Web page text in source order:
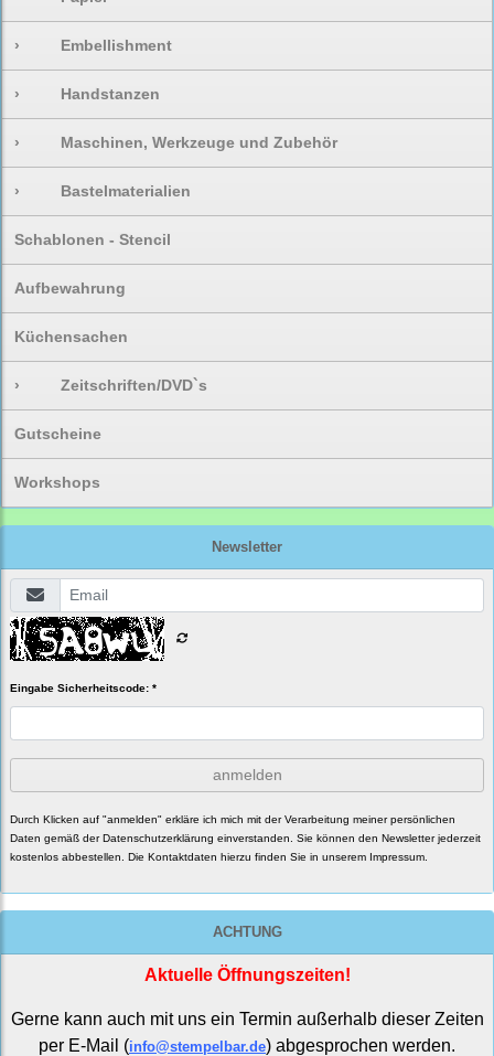
› Embellishment
› Handstanzen
› Maschinen, Werkzeuge und Zubehör
› Bastelmaterialien
Schablonen - Stencil
Aufbewahrung
Küchensachen
› Zeitschriften/DVD`s
Gutscheine
Workshops
Newsletter
Eingabe Sicherheitscode: *
anmelden
Durch Klicken auf "anmelden" erkläre ich mich mit der Verarbeitung meiner persönlichen
Daten gemäß derDatenschutzerklärung einverstanden. Sie können den Newsletter jederzeit
kostenlos abbestellen. Die Kontaktdaten hierzu finden Sie in unserem Impressum.
ACHTUNG
Aktuelle Öffnungszeiten!
Gerne kann auch mit uns ein Termin außerhalb dieser Zeiten
per E-Mail (info@stempelbar.de) abgesprochen werden.